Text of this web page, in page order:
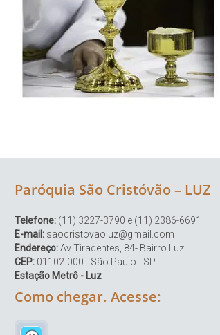
Paróquia São Cristóvão – LUZ
Telefone: (11) 3227-3790 e (11) 2386-6691
E-mail: saocristovaoluz@gmail.com
Endereço:Av Tiradentes, 84- Bairro Luz
CEP: 01102-000 - São Paulo - SP
Estação Metrô - Luz
Como chegar. Acesse: